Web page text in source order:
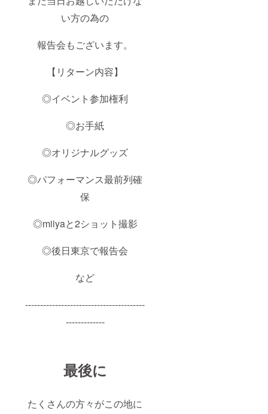
い方の為の
報告会もございます。
【リターン内容】
◎イベント参加権利
◎お手紙
◎オリジナルグッズ
◎パフォーマンス最前列確
保
◎miiyaと2ショット撮影
◎後日東京で報告会
など
----------------------------------------
-------------
最後に
たくさんの方々がこの地に